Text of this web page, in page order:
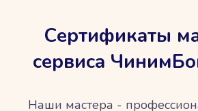
Сертификаты
сервиса
Наши мастера -